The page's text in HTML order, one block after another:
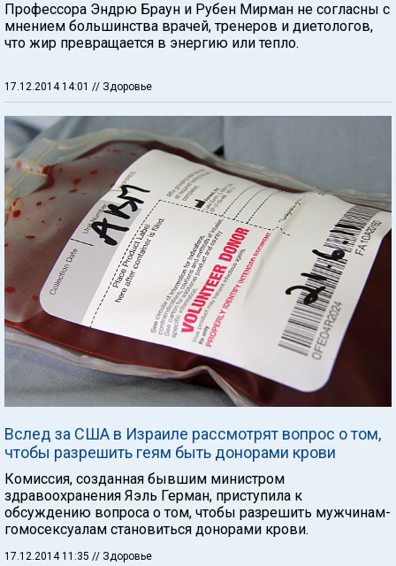
Профессора Эндрю Браун и Рубен Мирман не согласны с
мнением большинства врачей, тренеров и диетологов,
что жир превращается в энергию или тепло.
17.12.2014 14:01 // Здоровье
Вслед за США в Израиле рассмотрят вопрос о том,
чтобы разрешить геям быть донорами крови
Комиссия, созданная бывшим министром
здравоохранения Яэль Герман, приступила к
обсуждению вопроса о том, чтобы разрешить мужчинам-
гомосексуалам становиться донорами крови.
17.12.2014 11:35 // Здоровье